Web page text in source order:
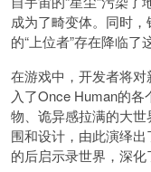
成为了畸变体。同时
的“上位者”存在降临
在游戏中，开发者将
入了Once Human的
物、诡异感拉满的大
围和设计，由此演绎
的后启示录世界，深化